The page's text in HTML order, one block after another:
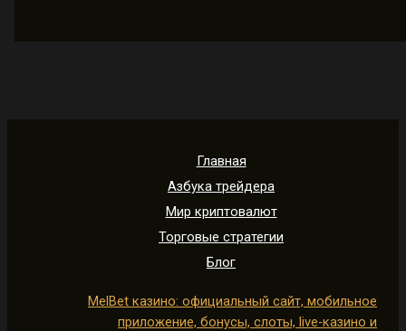
Главная
Азбука трейдера
Мир криптовалют
Торговые стратегии
Блог
MelBet казино: официальный сайт, мобильное
приложение, бонусы, слоты, live-казино и